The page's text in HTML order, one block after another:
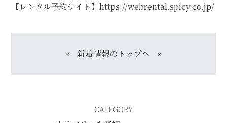
【レンタル予約サイト】https://webrental.spicy.co.jp/
« 新着情報のトップへ »
CATEGORY